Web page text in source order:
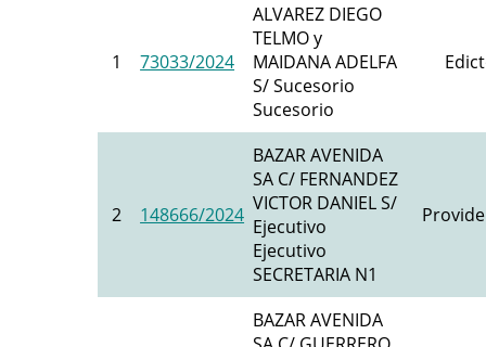
1 73033/2024
ALVAREZ DIEGO
TELMO y
MAIDANA ADELFA
S/ Sucesorio
Sucesorio
2 148666/2024
BAZAR AVENIDA
SA C/ FERNANDEZ
VICTOR DANIEL S/
Ejecutivo
Ejecutivo
SECRETARIA N1
BAZAR AVENIDA